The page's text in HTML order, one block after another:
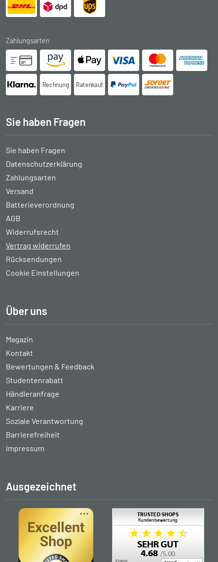
Zahlungsarten
Rechnung Ratenkauf
Sie haben Fragen
Sie haben Fragen
Datenschutzerklärung
Zahlungsarten
Versand
Batterieverordnung
AGB
Widerrufsrecht
Vertrag widerrufen
Rücksendungen
Cookie Einstellungen
Über uns
Magazin
Kontakt
Bewertungen & Feedback
Studentenrabatt
Händleranfrage
Karriere
Soziale Verantwortung
Barrierefreiheit
Impressum
Ausgezeichnet